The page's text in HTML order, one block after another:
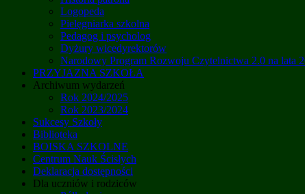
Logopeda
Pielęgniarka szkolna
Pedagog i psycholog
Dyżury wicedyrektorów
Narodowy Program Rozwoju Czytelnictwa 2.0 na lata
PRZYJAZNA SZKOŁA
Archiwum wydarzeń
Rok 2024/2025
Rok 2023/2024
Sukcesy Szkoły
Biblioteka
BOISKA SZKOLNE
Centrum Nauk Ścisłych
Deklaracja dostępności
Dla uczniów i rodziców